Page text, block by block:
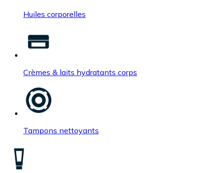
Huiles corporelles
Crèmes & laits hydratants corps
Tampons nettoyants